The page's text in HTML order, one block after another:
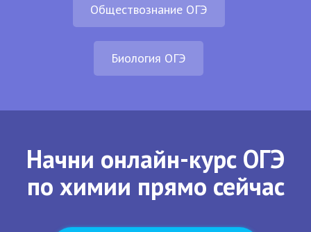
Обществознание ОГЭ
Биология ОГЭ
Начни онлайн-курс ОГЭ
по химии прямо сейчас